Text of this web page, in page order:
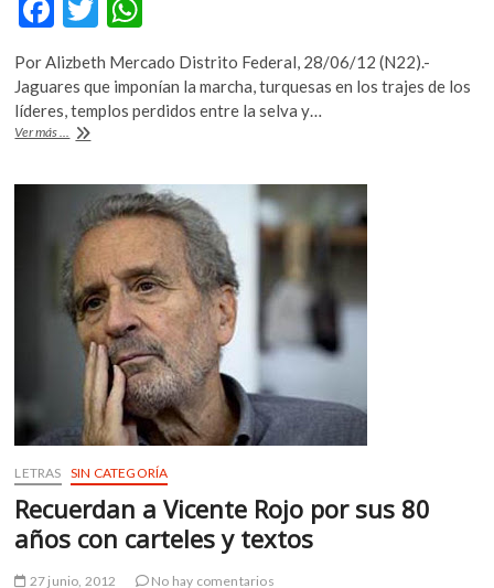
F
ac
e
b
o
o
T
w
itt
er
h
at
s
p
p
Por Alizbeth Mercado Distrito Federal, 28/06/12 (N22).-
Jaguares que imponían la marcha, turquesas en los trajes de los
líderes, templos perdidos entre la selva y…
Ver más ...
El
dioses
mayas
son
el
tema
principal
de
«Arqueología
Mexicana»
LETRAS SIN CATEGORÍA
Recuerdan a Vicente Rojo por sus 80
años con carteles y textos
27 junio, 2012
No hay comentarios